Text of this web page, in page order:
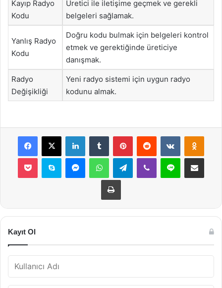
Kayıp Radyo
Kodu
Üretici ile iletişime geçmek ve gerekli
belgeleri sağlamak.
Yanlış Radyo
Kodu
Doğru kodu bulmak için belgeleri kontrol
etmek ve gerektiğinde üreticiye
danışmak.
Radyo
Değişikliği
Yeni radyo sistemi için uygun radyo
kodunu almak.
Facebook
X LinkedInTumblr PinterestReddit VKontakte
Pocket Skype MessengerWhatsAppTelegramViber Line E-Posta ile
Yazdır
Kayıt Ol